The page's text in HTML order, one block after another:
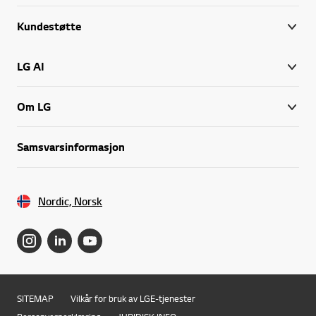
Kundestøtte
LG AI
Om LG
Samsvarsinformasjon
Nordic, Norsk
SITEMAP
Vilkår for bruk av LGE-tjenester